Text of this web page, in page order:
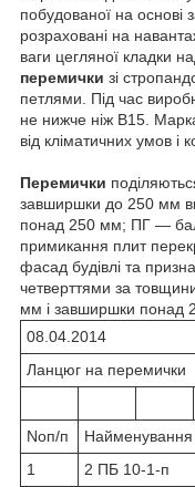
побудованої на основі
розраховані на
ваги цегляної кладки
перемички зі
петлями. Під час
не нижче ніж В15.
від кліматичних умов і
Перемички
завширшки до 250 мм
понад 250 мм; ПГ —
примикання плит
фасад будівлі та
четверттями за
мм і завширшки понад
08.04.2014
Ланцюг на перемички
Noп/п Найменування
1
2 ПБ 10-1-п